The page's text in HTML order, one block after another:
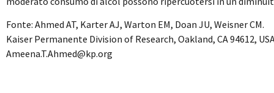
Fonte: Ahmed AT, Karter AJ, Warton EM, Doan JU, Weisner CM.
Kaiser Permanente Division of Research, Oakland, CA 94612,
Ameena.T.Ahmed@kp.org